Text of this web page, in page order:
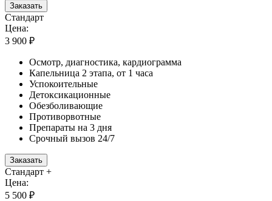
Заказать
Стандарт
Цена:
3 900 ₽
Осмотр, диагностика, кардиограмма
Капельница 2 этапа, от 1 часа
Успокоительные
Детоксикационные
Обезболивающие
Противорвотные
Препараты на 3 дня
Срочный вызов 24/7
Заказать
Стандарт +
Цена:
5 500 ₽